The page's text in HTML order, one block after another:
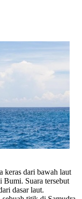
keras dari bawah laut
Bumi. Suara tersebut
dasar laut.